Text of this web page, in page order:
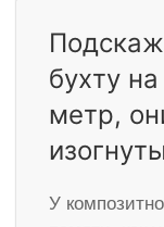
бухту
метр,
У